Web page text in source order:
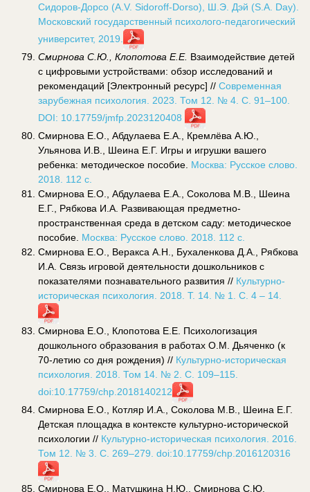
Сидоров-Дорсо (А.V. Sidoroff-Dorso), Ш.Э. Дэй (S.A. Day).
Московский государственный психолого-педагогический
университет, 2019.
Смирнова С.Ю., Клопотова Е.Е. Взаимодействие детей
с цифровыми устройствами: обзор исследований и
рекомендаций [Электронный ресурс] // Современная
зарубежная психология. 2023. Том 12. № 4. С. 91–100.
DOI: 10.17759/jmfp.2023120408
Смирнова Е.О., Абдулаева Е.А., Кремлёва А.Ю.,
Ульянова И.В., Шеина Е.Г. Игры и игрушки вашего
ребенка: методическое пособие. Москва: Русское слово.
2018. 112 с.
Смирнова Е.О., Абдулаева Е.А., Соколова М.В., Шеина
Е.Г., Рябкова И.А. Развивающая предметно-
пространственная среда в детском саду: методическое
пособие. Москва: Русское слово. 2018. 112 с.
Смирнова Е.О., Веракса А.Н., Бухаленкова Д.А., Рябкова
И.А. Связь игровой деятельности дошкольников с
показателями познавательного развития // Культурно-
историческая психология. 2018. Т. 14. № 1. С. 4 – 14.
Смирнова Е.О., Клопотова Е.Е. Психологизация
дошкольного образования в работах О.М. Дьяченко (к
70-летию со дня рождения) // Культурно-историческая
психология. 2018. Том 14. № 2. С. 109–115.
doi:10.17759/chp.2018140212
Смирнова Е.О., Котляр И.А., Соколова М.В., Шеина Е.Г.
Детская площадка в контексте культурно-исторической
психологии // Культурно-историческая психология. 2016.
Том 12. № 3. С. 269–279. doi:10.17759/chp.2016120316
Смирнова Е.О., Матушкина Н.Ю., Смирнова С.Ю.